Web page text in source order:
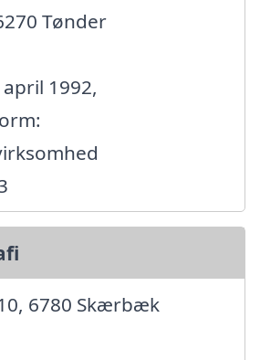
Tønder
1992,
6780 Skærbæk